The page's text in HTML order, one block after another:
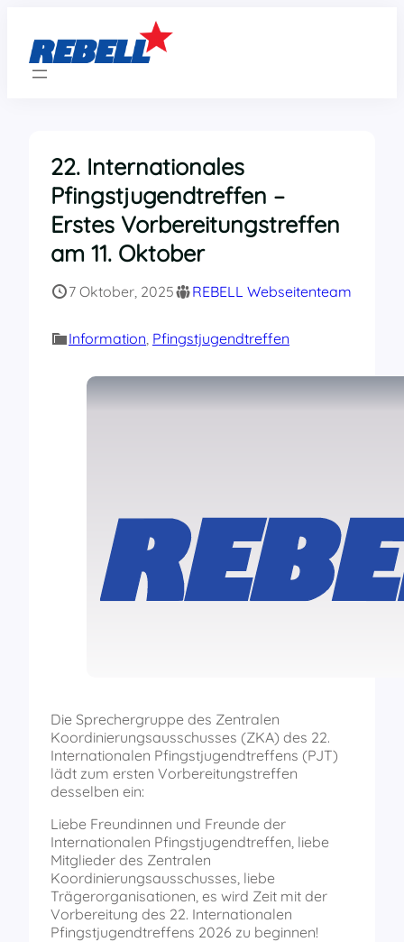
springen
22. Internationales
Pfingstjugendtreffen –
Erstes Vorbereitungstreffen
am 11. Oktober
7 Oktober, 2025 REBELL Webseitenteam
Information Pfingstjugendtreffen
Die Sprechergruppe des Zentralen
Koordinierungsausschusses (ZKA) des 22.
Internationalen Pfingstjugendtreffens (PJT)
lädt zum ersten Vorbereitungstreffen
desselben ein:
Liebe Freundinnen und Freunde der
Internationalen Pfingstjugendtreffen, liebe
Mitglieder des Zentralen
Koordinierungsausschusses, liebe
Trägerorganisationen, es wird Zeit mit der
Vorbereitung des 22. Internationalen
Pfingstjugendtreffens 2026 zu beginnen!